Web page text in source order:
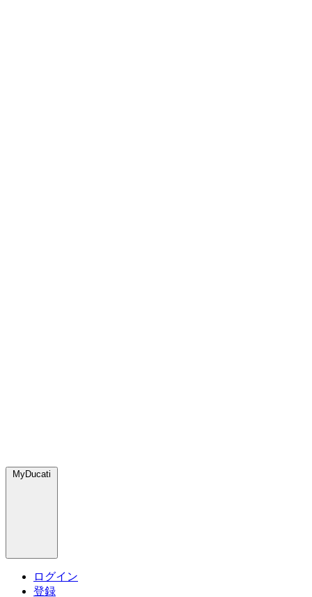
MyDucati
ログイン
登録